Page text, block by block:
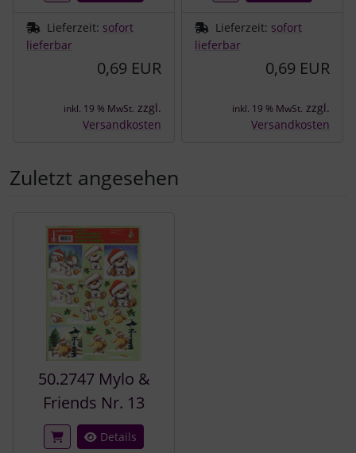
Lieferzeit: sofort
lieferbar
0,69 EUR
inkl. 19 % MwSt. zzgl.
Versandkosten
Lieferzeit: sofort
lieferbar
0,69 EUR
inkl. 19 % MwSt. zzgl.
Versandkosten
Zuletzt angesehen
50.2747 Mylo &
Friends Nr. 13
Details